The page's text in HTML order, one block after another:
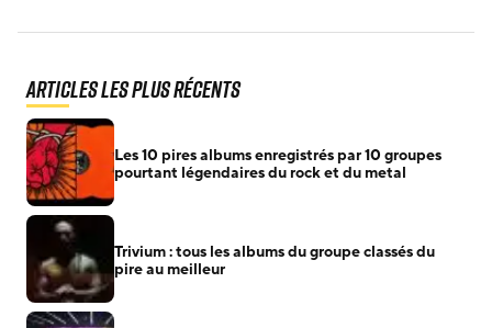
Articles les plus récents
Les 10 pires albums enregistrés par 10 groupes
pourtant légendaires du rock et du metal
Trivium : tous les albums du groupe classés du
pire au meilleur